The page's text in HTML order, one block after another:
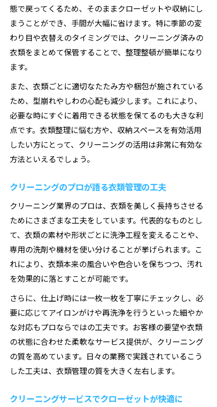
態で戻ってくるため、そのままクローゼットや収納にし
まうことができ、手間が大幅に省けます。特に季節の変
わり目や衣替えのタイミングでは、クリーニング済みの
衣類をまとめて保管することで、整理整頓が簡単になり
ます。
また、衣類ごとに適切なたたみ方や梱包が施されている
ため、型崩れやしわの心配も減少します。これにより、
必要な時にすぐに着用できる状態を保てるのも大きな利
点です。衣類整理に悩む方や、収納スペースを有効活用
したい方にとって、クリーニングの活用は非常に有効な
方法といえるでしょう。
クリーニングのプロが語る衣類管理の工夫
クリーニング業界のプロは、衣類を美しく長持ちさせる
ためにさまざまな工夫をしています。代表的なものとし
て、衣類の素材や形状ごとに洗浄工程を変えることや、
専用の洗剤や機材を使い分けることが挙げられます。こ
れにより、衣類本来の風合いや色合いを保ちつつ、汚れ
を効果的に落とすことが可能です。
さらに、仕上げ時には一枚一枚を丁寧にチェックし、必
要に応じてアイロンがけや再洗浄を行うといった細やか
な対応もプロならではの工夫です。お客様の要望や衣類
の状態に合わせた柔軟なサービス提供が、クリーニング
の質を高めています。日々の業務で実践されているこう
した工夫は、衣類管理の質を大きく左右します。
クリーニングサービスでクローゼットが快適に